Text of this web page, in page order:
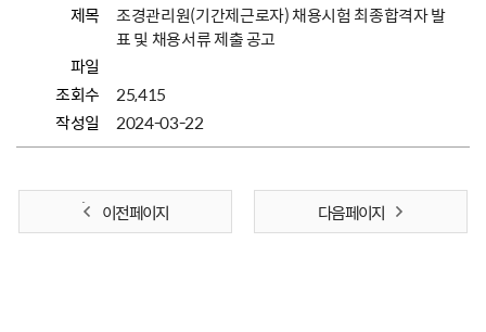
제목
조경관리원(기간제근로자) 채용시험 최종합격자 발
표 및 채용서류 제출 공고
파일
조회수
25,415
작성일
2024-03-22
이전 페이지 다음 페이지